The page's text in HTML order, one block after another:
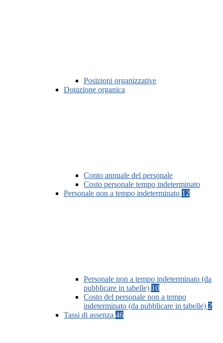
Posizioni organizzative
Dotazione organica
Conto annuale del personale
Costo personale tempo indeterminato
Personale non a tempo indeterminato 12
Personale non a tempo indeterminato (da
pubblicare in tabelle) 10
Costo del personale non a tempo
indeterminato (da pubblicare in tabelle) 2
Tassi di assenza 46